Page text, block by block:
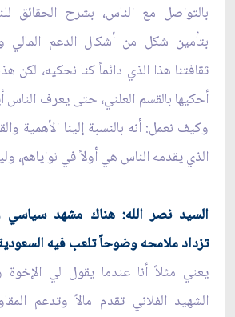
بالتواصل مع الناس، بشرح الحقائق
بتأمين شكل من أشكال الدعم المالي
ثقافتنا هذا الذي دائماً كنا نحكيه، لكن
أحكيها بالقسم العلني، حتى يعرف
وكيف نعمل: أنه بالنسبة إلينا الأهمية
الذي يقدمه الناس هي أولاً في
السيد نصر الله: هناك مشهد
تزداد ملامحه وضوحاً تلعب فيه
يعني مثلاً أنا عندما يقول لي الإخوة
الشهيد الفلاني تقدم مالاً وتدعم